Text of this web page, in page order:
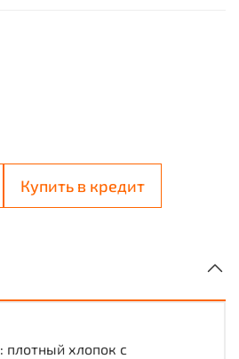
Купить в кредит
плотный хлопок с